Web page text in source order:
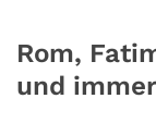
Rom,
und